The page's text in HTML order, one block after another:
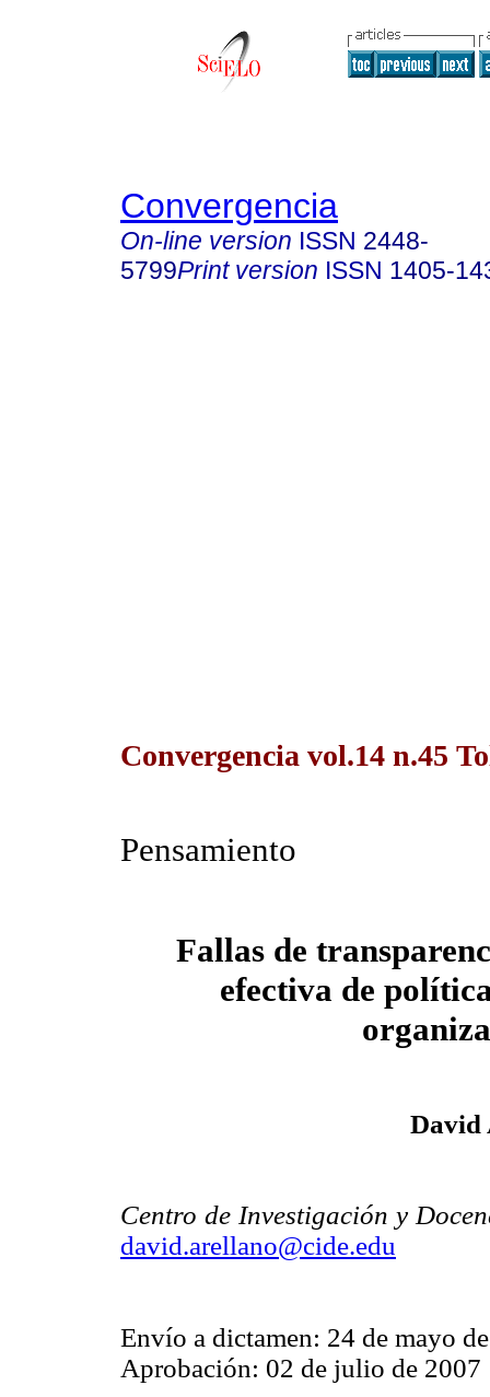
Convergencia
On-line version ISSN 2448-
5799Print version ISSN 1405-
Convergencia vol.14 n.45
Pensamiento
Fallas de
efectiva de
David
Centro de Investigación y
david.arellano@cide.edu
Envío a dictamen: 24 de mayo
Aprobación: 02 de julio de 2007